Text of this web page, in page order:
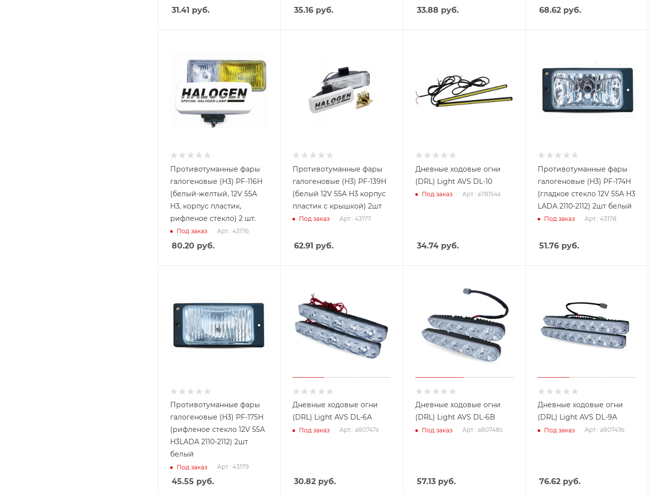
31.41 руб. 35.16 руб. 33.88 руб. 68.62руб.
Противотуманные фары
галогеновые (H3) PF-116H
(белый-желтый, 12V 55A
H3, корпус пластик,
рифленое стекло) 2 шт.
Под заказ Арт.: 43176
80.20 руб.
Противотуманные фары
галогеновые (H3) PF-139H
(белый 12V 55A H3 корпус
пластик с крышкой) 2шт
Под заказ Арт.: 43177
62.91 руб.
Дневные ходовые огни
(DRL) Light AVS DL-10
Под заказ Арт.: a78154s
34.74руб.
Противотуманные фары
галогеновые (H3) PF-174H
(гладкое стекло 12V 55A H3
LADA 2110-2112) 2шт белый
Под заказ Арт.: 43178
51.76руб.
Противотуманные фары
галогеновые (H3) PF-175H
(рифленое стекло 12V 55A
H3LADA 2110-2112) 2шт
белый
Под заказ Арт.: 43179
45.55 руб.
Дневные ходовые огни
(DRL) Light AVS DL-6A
Под заказ Арт.: a80747s
30.82 руб.
Дневные ходовые огни
(DRL) Light AVS DL-6B
Под заказ Арт.: a80748s
57.13руб.
Дневные ходовые огни
(DRL) Light AVS DL-9A
Под заказ Арт.: a80749s
76.62руб.